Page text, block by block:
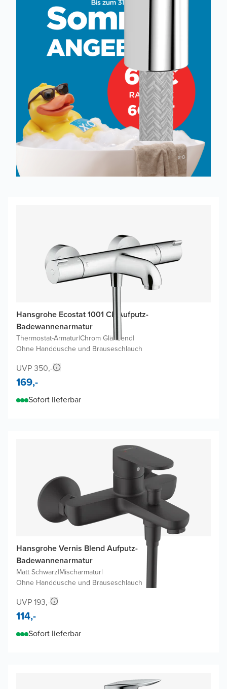
Hansgrohe Ecostat 1001 CL Aufputz-
Badewannenarmatur
Thermostat-Armatur|Chrom Glänzend|
Ohne Handdusche und Brauseschlauch
UVP 350,-
169,-
Sofort lieferbar
Hansgrohe Vernis Blend Aufputz-
Badewannenarmatur
Matt Schwarz|Mischarmatur|
Ohne Handdusche und Brauseschlauch
UVP 193,-
114,-
Sofort lieferbar